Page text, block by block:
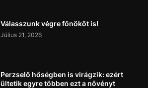
Válasszunk végre főnököt is!
Július 21, 2026
Perzselő hőségben is virágzik: ezért
ültetik egyre többen ezt a növényt